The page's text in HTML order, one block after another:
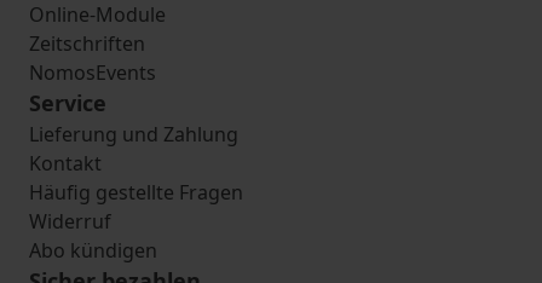
Online-Module
Zeitschriften
NomosEvents
Service
Lieferung und Zahlung
Kontakt
Häufig gestellte Fragen
Widerruf
Abo kündigen